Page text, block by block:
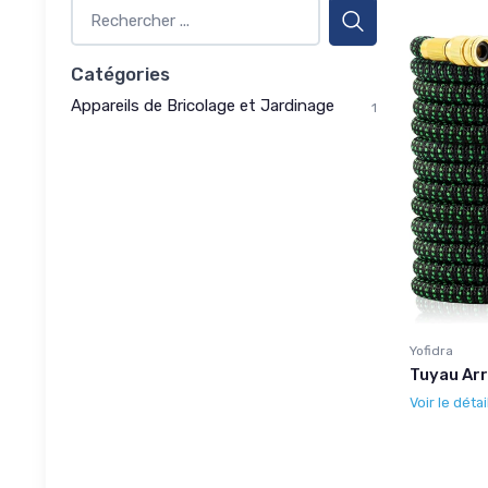
Catégories
Appareils de Bricolage et Jardinage 1
Yofidra
Tuyau
Voir le détail